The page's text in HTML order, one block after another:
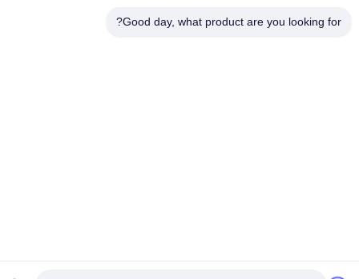
آلة شاشة فيبرو غربال شاشة الدورانGood day, what product are you looking for?